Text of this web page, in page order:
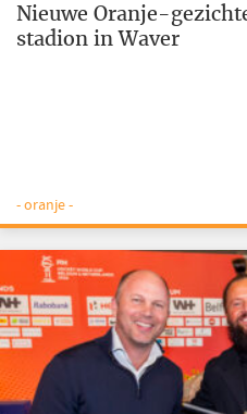
Nieuwe Oranje-
stadion in Waver
- oranje -